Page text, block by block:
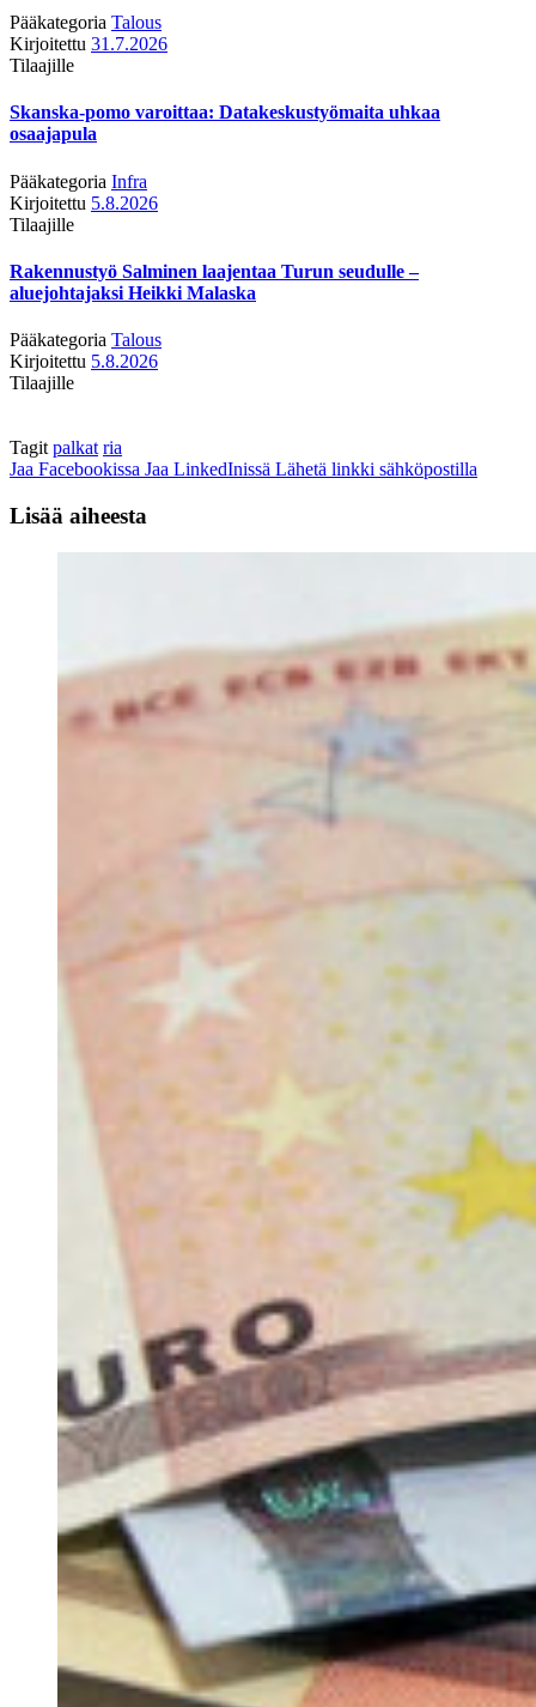
Pääkategoria Talous
Kirjoitettu 31.7.2026
Tilaajille
Skanska-pomo varoittaa: Datakeskustyömaita uhkaa
osaajapula
Pääkategoria Infra
Kirjoitettu 5.8.2026
Tilaajille
Rakennustyö Salminen laajentaa Turun seudulle –
aluejohtajaksi Heikki Malaska
Pääkategoria Talous
Kirjoitettu 5.8.2026
Tilaajille
Tagit palkat ria
Jaa Facebookissa Jaa LinkedInissä Lähetä linkki sähköpostilla
Lisää aiheesta